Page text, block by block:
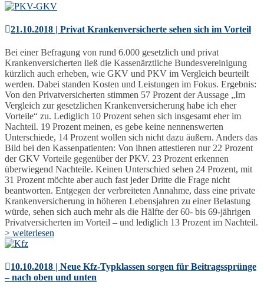
21.10.2018 | Privat Krankenversicherte sehen sich im Vorteil
Bei einer Befragung von rund 6.000 gesetzlich und privat
Krankenversicherten ließ die Kassenärztliche Bundesvereinigung
kürzlich auch erheben, wie GKV und PKV im Vergleich beurteilt
werden. Dabei standen Kosten und Leistungen im Fokus. Ergebnis:
Von den Privatversicherten stimmen 57 Prozent der Aussage „Im
Vergleich zur gesetzlichen Krankenversicherung habe ich eher
Vorteile“ zu. Lediglich 10 Prozent sehen sich insgesamt eher im
Nachteil. 19 Prozent meinen, es gebe keine nennenswerten
Unterschiede, 14 Prozent wollen sich nicht dazu äußern. Anders das
Bild bei den Kassenpatienten: Von ihnen attestieren nur 22 Prozent
der GKV Vorteile gegenüber der PKV. 23 Prozent erkennen
überwiegend Nachteile. Keinen Unterschied sehen 24 Prozent, mit
31 Prozent möchte aber auch fast jeder Dritte die Frage nicht
beantworten. Entgegen der verbreiteten Annahme, dass eine private
Krankenversicherung in höheren Lebensjahren zu einer Belastung
würde, sehen sich auch mehr als die Hälfte der 60- bis 69-jährigen
Privatversicherten im Vorteil – und lediglich 13 Prozent im Nachteil.
> weiterlesen
10.10.2018 | Neue Kfz-Typklassen sorgen für Beitragssprünge
– nach oben und unten